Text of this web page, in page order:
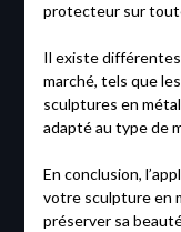
protecteur sur
Il existe
marché, tels que
sculptures en
adapté au type de
En conclusion,
votre sculpture en
préserver sa